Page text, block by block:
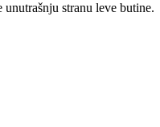
stranu leve butine.